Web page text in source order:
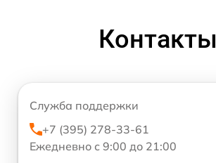
Контакты
Служба поддержки
+7 (395) 278-33-61
Ежедневно с 9:00 до 21:00